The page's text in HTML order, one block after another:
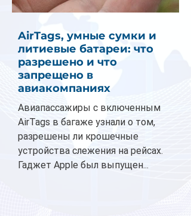
AirTags, умные сумки и
литиевые батареи: что
разрешено и что
запрещено в
авиакомпаниях
Авиапассажиры с включенным
AirTags в багаже узнали о том,
разрешены ли крошечные
устройства слежения на рейсах.
Гаджет Apple был выпущен...